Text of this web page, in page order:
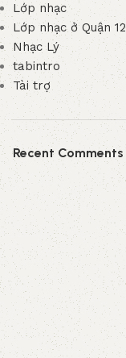
Lớp nhạc
Lớp nhạc ở Quận 12
Nhạc Lý
tabintro
Tài trợ
Recent Comments